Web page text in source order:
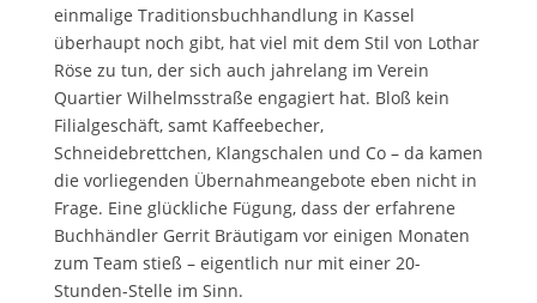
einmalige Traditionsbuchhandlung in Kassel
überhaupt noch gibt, hat viel mit dem Stil von Lothar
Röse zu tun, der sich auch jahrelang im Verein
Quartier Wilhelmsstraße engagiert hat. Bloß kein
Filialgeschäft, samt Kaffeebecher,
Schneidebrettchen, Klangschalen und Co – da kamen
die vorliegenden Übernahmeangebote eben nicht in
Frage. Eine glückliche Fügung, dass der erfahrene
Buchhändler Gerrit Bräutigam vor einigen Monaten
zum Team stieß – eigentlich nur mit einer 20-
Stunden-Stelle im Sinn.